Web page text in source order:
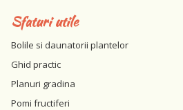
Sfaturi utile
Bolile si daunatorii plantelor
Ghid practic
Planuri gradina
Pomi fructiferi